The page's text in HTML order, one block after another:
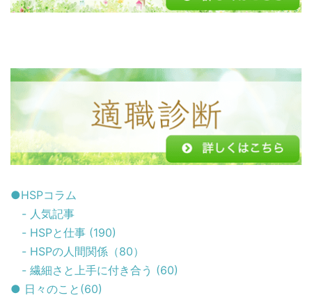
●HSPコラム
- 人気記事
- HSPと仕事 (190)
- HSPの人間関係（80）
- 繊細さと上手に付き合う (60)
● 日々のこと(60)